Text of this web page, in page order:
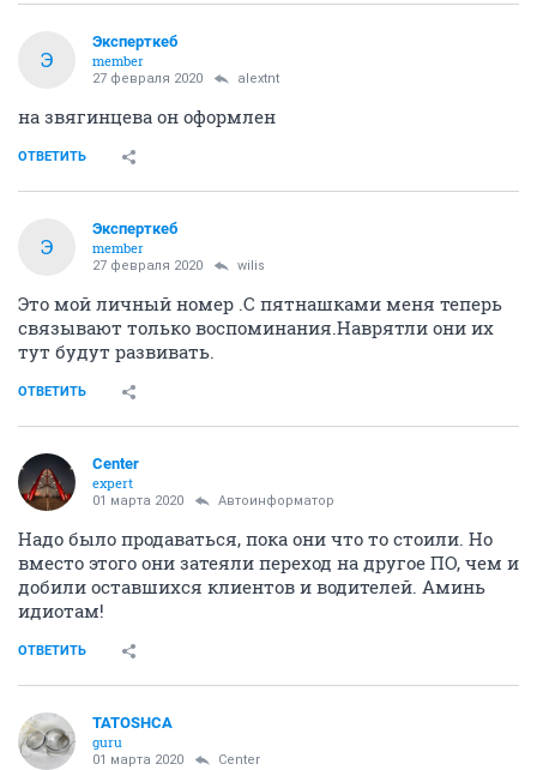
Э
Эксперткеб
member
27 февраля 2020 alextnt
на звягинцева он оформлен
ОТВЕТИТЬ
Э
Эксперткеб
member
27 февраля 2020 wilis
Это мой личный номер .С пятнашками меня теперь
связывают только воспоминания.Наврятли они их
тут будут развивать.
ОТВЕТИТЬ
Center
expert
01 марта 2020 Автоинформатор
Надо было продаваться, пока они что то стоили. Но
вместо этого они затеяли переход на другое ПО, чем и
добили оставшихся клиентов и водителей. Аминь
идиотам!
ОТВЕТИТЬ
TATOSHCA
guru
01 марта 2020 Center